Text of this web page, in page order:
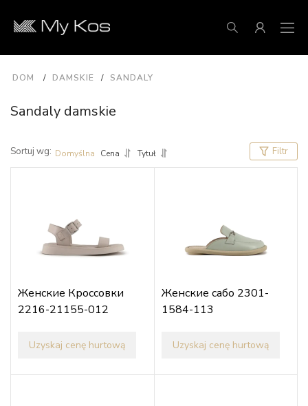
DOM DAMSKIE SANDALY
Sandaly damskie
Sortuj wg: Domyślna Cena Tytuł Filtr
Женские Кроссовки
2216-21155-012
Uzyskaj cenę hurtową
Женские сабо 2301-
1584-113
Uzyskaj cenę hurtową